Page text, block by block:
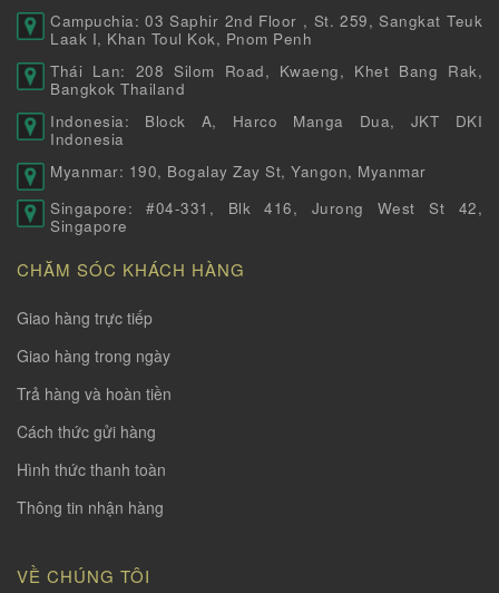
Campuchia: 03 Saphir 2nd Floor , St. 259, Sangkat Teuk
Laak I, Khan Toul Kok, Pnom Penh
Thái Lan: 208 Silom Road, Kwaeng, Khet Bang Rak,
Bangkok Thailand
Indonesia: Block A, Harco Manga Dua, JKT DKI
Indonesia
Myanmar: 190, Bogalay Zay St, Yangon, Myanmar
Singapore: #04-331, Blk 416, Jurong West St 42,
Singapore
CHĂM SÓC KHÁCH HÀNG
Giao hàng trực tiếp
Giao hàng trong ngày
Trả hàng và hoàn tiền
Cách thức gửi hàng
Hình thức thanh toàn
Thông tin nhận hàng
VỀ CHÚNG TÔI